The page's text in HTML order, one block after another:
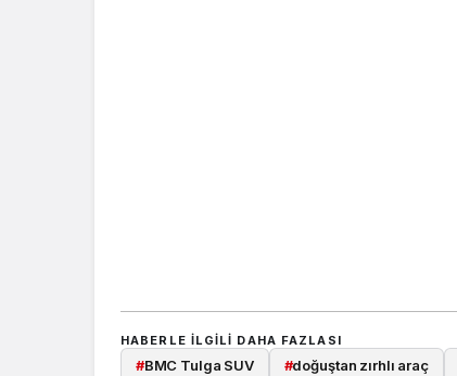
HABERLE ILGILI DAHA FAZLASI
#BMC Tulga SUV #doğuştan zırhlı araç